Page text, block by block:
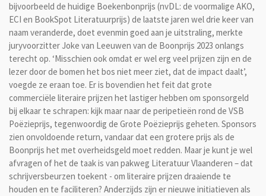
bijvoorbeeld de huidige Boekenbonprijs (nvDL: de voormalige AKO,
ECI en BookSpot Literatuurprijs) de laatste jaren wel drie keer van
naam veranderde, doet evenmin goed aan je uitstraling, merkte
juryvoorzitter Joke van Leeuwen van de Boonprijs 2023 onlangs
terecht op. ‘Misschien ook omdat er wel erg veel prijzen zijn en de
lezer door de bomen het bos niet meer ziet, dat de impact daalt’,
voegde ze eraan toe. Er is bovendien het feit dat grote
commerciële literaire prijzen het lastiger hebben om sponsorgeld
bij elkaar te schrapen: kijk maar naar de peripetieën rond de VSB
Poëzieprijs, tegenwoordig de Grote Poëzieprijs geheten. Sponsors
zien onvoldoende return, vandaar dat een grotere prijs als de
Boonprijs het met overheidsgeld moet redden. Maar je kunt je wel
afvragen of het de taak is van pakweg Literatuur Vlaanderen – dat
schrijversbeurzen toekent - om literaire prijzen draaiende te
houden en te faciliteren? Anderzijds zijn er nieuwe initiatieven als